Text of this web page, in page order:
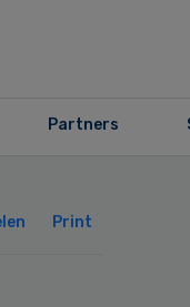
Partners
Print